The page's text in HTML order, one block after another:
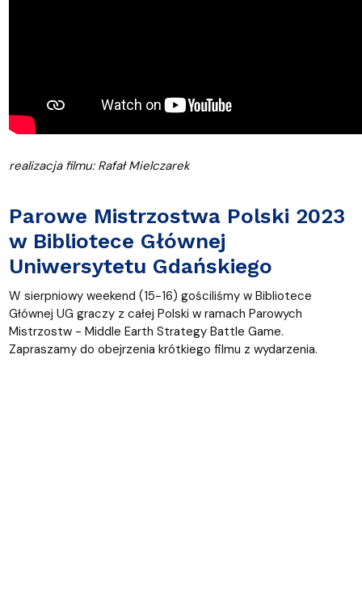
realizacja filmu: Rafał Mielczarek
Parowe Mistrzostwa Polski 2023
w Bibliotece Głównej
Uniwersytetu Gdańskiego
W sierpniowy weekend (15-16) gościliśmy w Bibliotece
Głównej UG graczy z całej Polski w ramach Parowych
Mistrzostw - Middle Earth Strategy Battle Game.
Zapraszamy do obejrzenia krótkiego filmu z wydarzenia.